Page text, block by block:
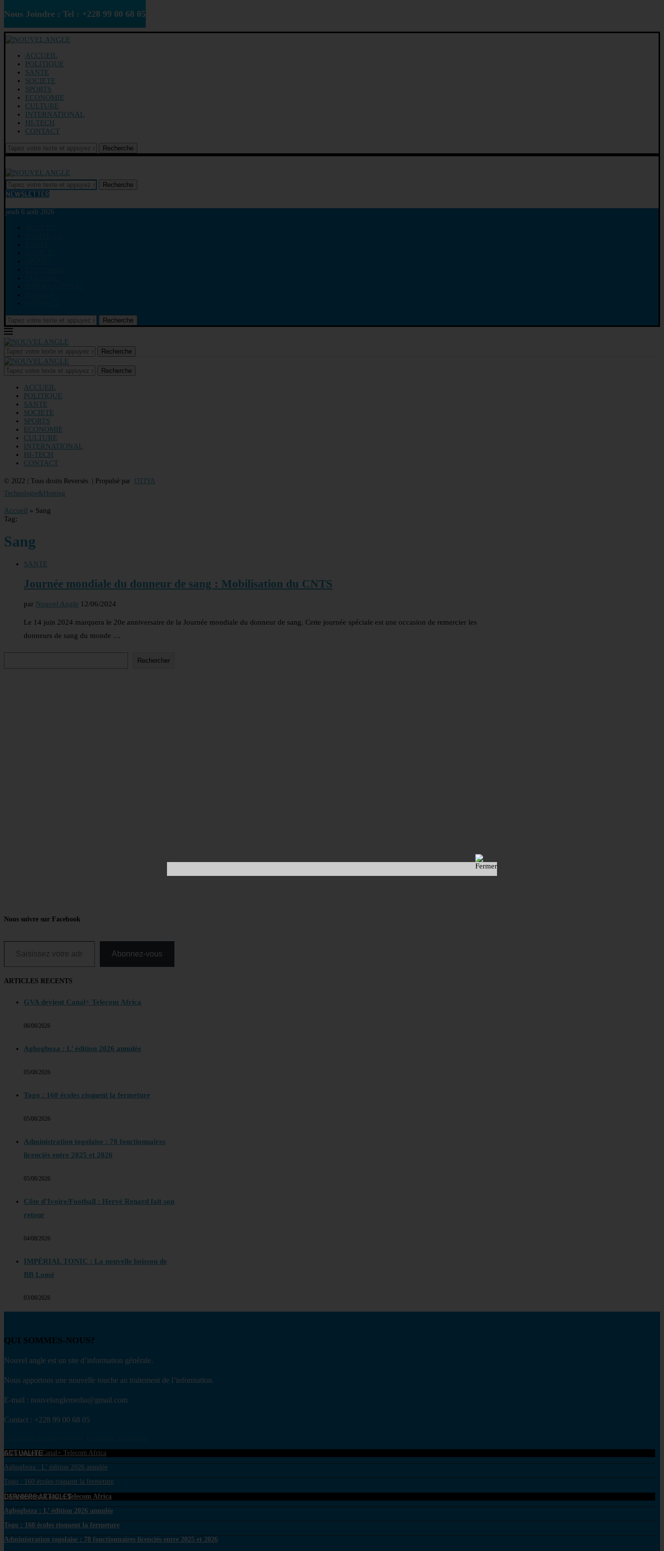
Nous Joindre : Tel : +228 99 00 68 05
ACCUEIL
POLITIQUE
SANTE
SOCIETE
SPORTS
ECONOMIE
CULTURE
INTERNATIONAL
HI-TECH
CONTACT
Recherche
Recherche
NEWSLETTER
jeudi 6 août 2026
Recherche
Recherche
Recherche
ACCUEIL
POLITIQUE
SANTE
SOCIETE
SPORTS
ECONOMIE
CULTURE
INTERNATIONAL
HI-TECH
CONTACT
© 2022 | Tous droits Reversés. | Propulsé par OTIYA
Technologie&Hosting
Accueil » Sang
Tag:
Sang
SANTE
Journée mondiale du donneur de sang : Mobilisation du CNTS
par Nouvel Angle 12/06/2024
Le 14 juin 2024 marquera le 20e anniversaire de la Journée mondiale du donneur de sang. Cette journée spéciale est une occasion de remercier les
donneurs de sang du monde …
Rechercher
Nous suivre sur Facebook
Saisissez votre adresse e-mail…
Abonnez-vous
ARTICLES RECENTS
GVA devient Canal+ Telecom Africa
06/08/2026
Agbogboza : L’ édition 2026 annulée
05/08/2026
Togo : 160 écoles risquent la fermeture
05/08/2026
Administration togolaise : 78 fonctionnaires
licenciés entre 2025 et 2026
05/08/2026
Côte d’Ivoire/Football : Hervé Renard fait son
retour
04/08/2026
IMPÉRIAL TONIC : La nouvelle boisson de
BB Lomé
03/08/2026
QUI SOMMES-NOUS?
Nouvel angle est un site d’information générale.
Nous apportons une nouvelle touche au traitement de l’information.
E-mail : nouvelanglemedia@gmail.com
Contact : +228 99 00 68 05
ACTUALITE
GVA devient Canal+ Telecom Africa
Agbogboza : L’ édition 2026 annulée
Togo : 160 écoles risquent la fermeture
DERNIERS ARTICLES
GVA devient Canal+ Telecom Africa
Agbogboza : L’ édition 2026 annulée
Togo : 160 écoles risquent la fermeture
Administration togolaise : 78 fonctionnaires licenciés entre 2025 et 2026